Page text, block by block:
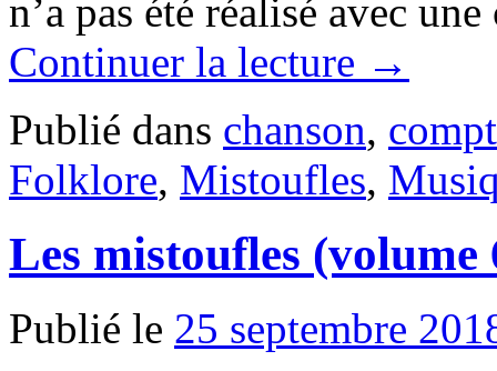
n’a pas été réalisé avec
Continuer la lecture →
Publié dans chanson,
Folklore, Mistoufles,
Les mistoufles (volume
Publié le 25 septembre